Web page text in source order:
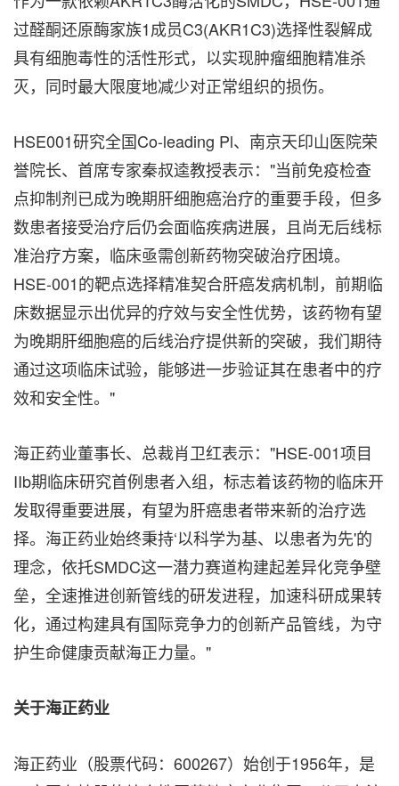
过醛酮还原酶家族1成员C3(AKR1C3)选择性裂解成
具有细胞毒性的活性形式，以实现肿瘤细胞精准杀
灭，同时最大限度地减少对正常组织的损伤。
HSE001研究全国Co-leading Pl、南京天印山医院荣
誉院长、首席专家秦叔逵教授表示："当前免疫检查
点抑制剂已成为晚期肝细胞癌治疗的重要手段，但多
数患者接受治疗后仍会面临疾病进展，且尚无后线标
准治疗方案，临床亟需创新药物突破治疗困境。
HSE-001的靶点选择精准契合肝癌发病机制，前期临
床数据显示出优异的疗效与安全性优势，该药物有望
为晚期肝细胞癌的后线治疗提供新的突破，我们期待
通过这项临床试验，能够进一步验证其在患者中的疗
效和安全性。"
海正药业董事长、总裁肖卫红表示："HSE-001项目
IIb期临床研究首例患者入组，标志着该药物的临床开
发取得重要进展，有望为肝癌患者带来新的治疗选
择。海正药业始终秉持‘以科学为基、以患者为先'的
理念，依托SMDC这一潜力赛道构建起差异化竞争壁
垒，全速推进创新管线的研发进程，加速科研成果转
化，通过构建具有国际竞争力的创新产品管线，为守
护生命健康贡献海正力量。"
关于海正药业
海正药业（股票代码：600267）始创于1956年，是